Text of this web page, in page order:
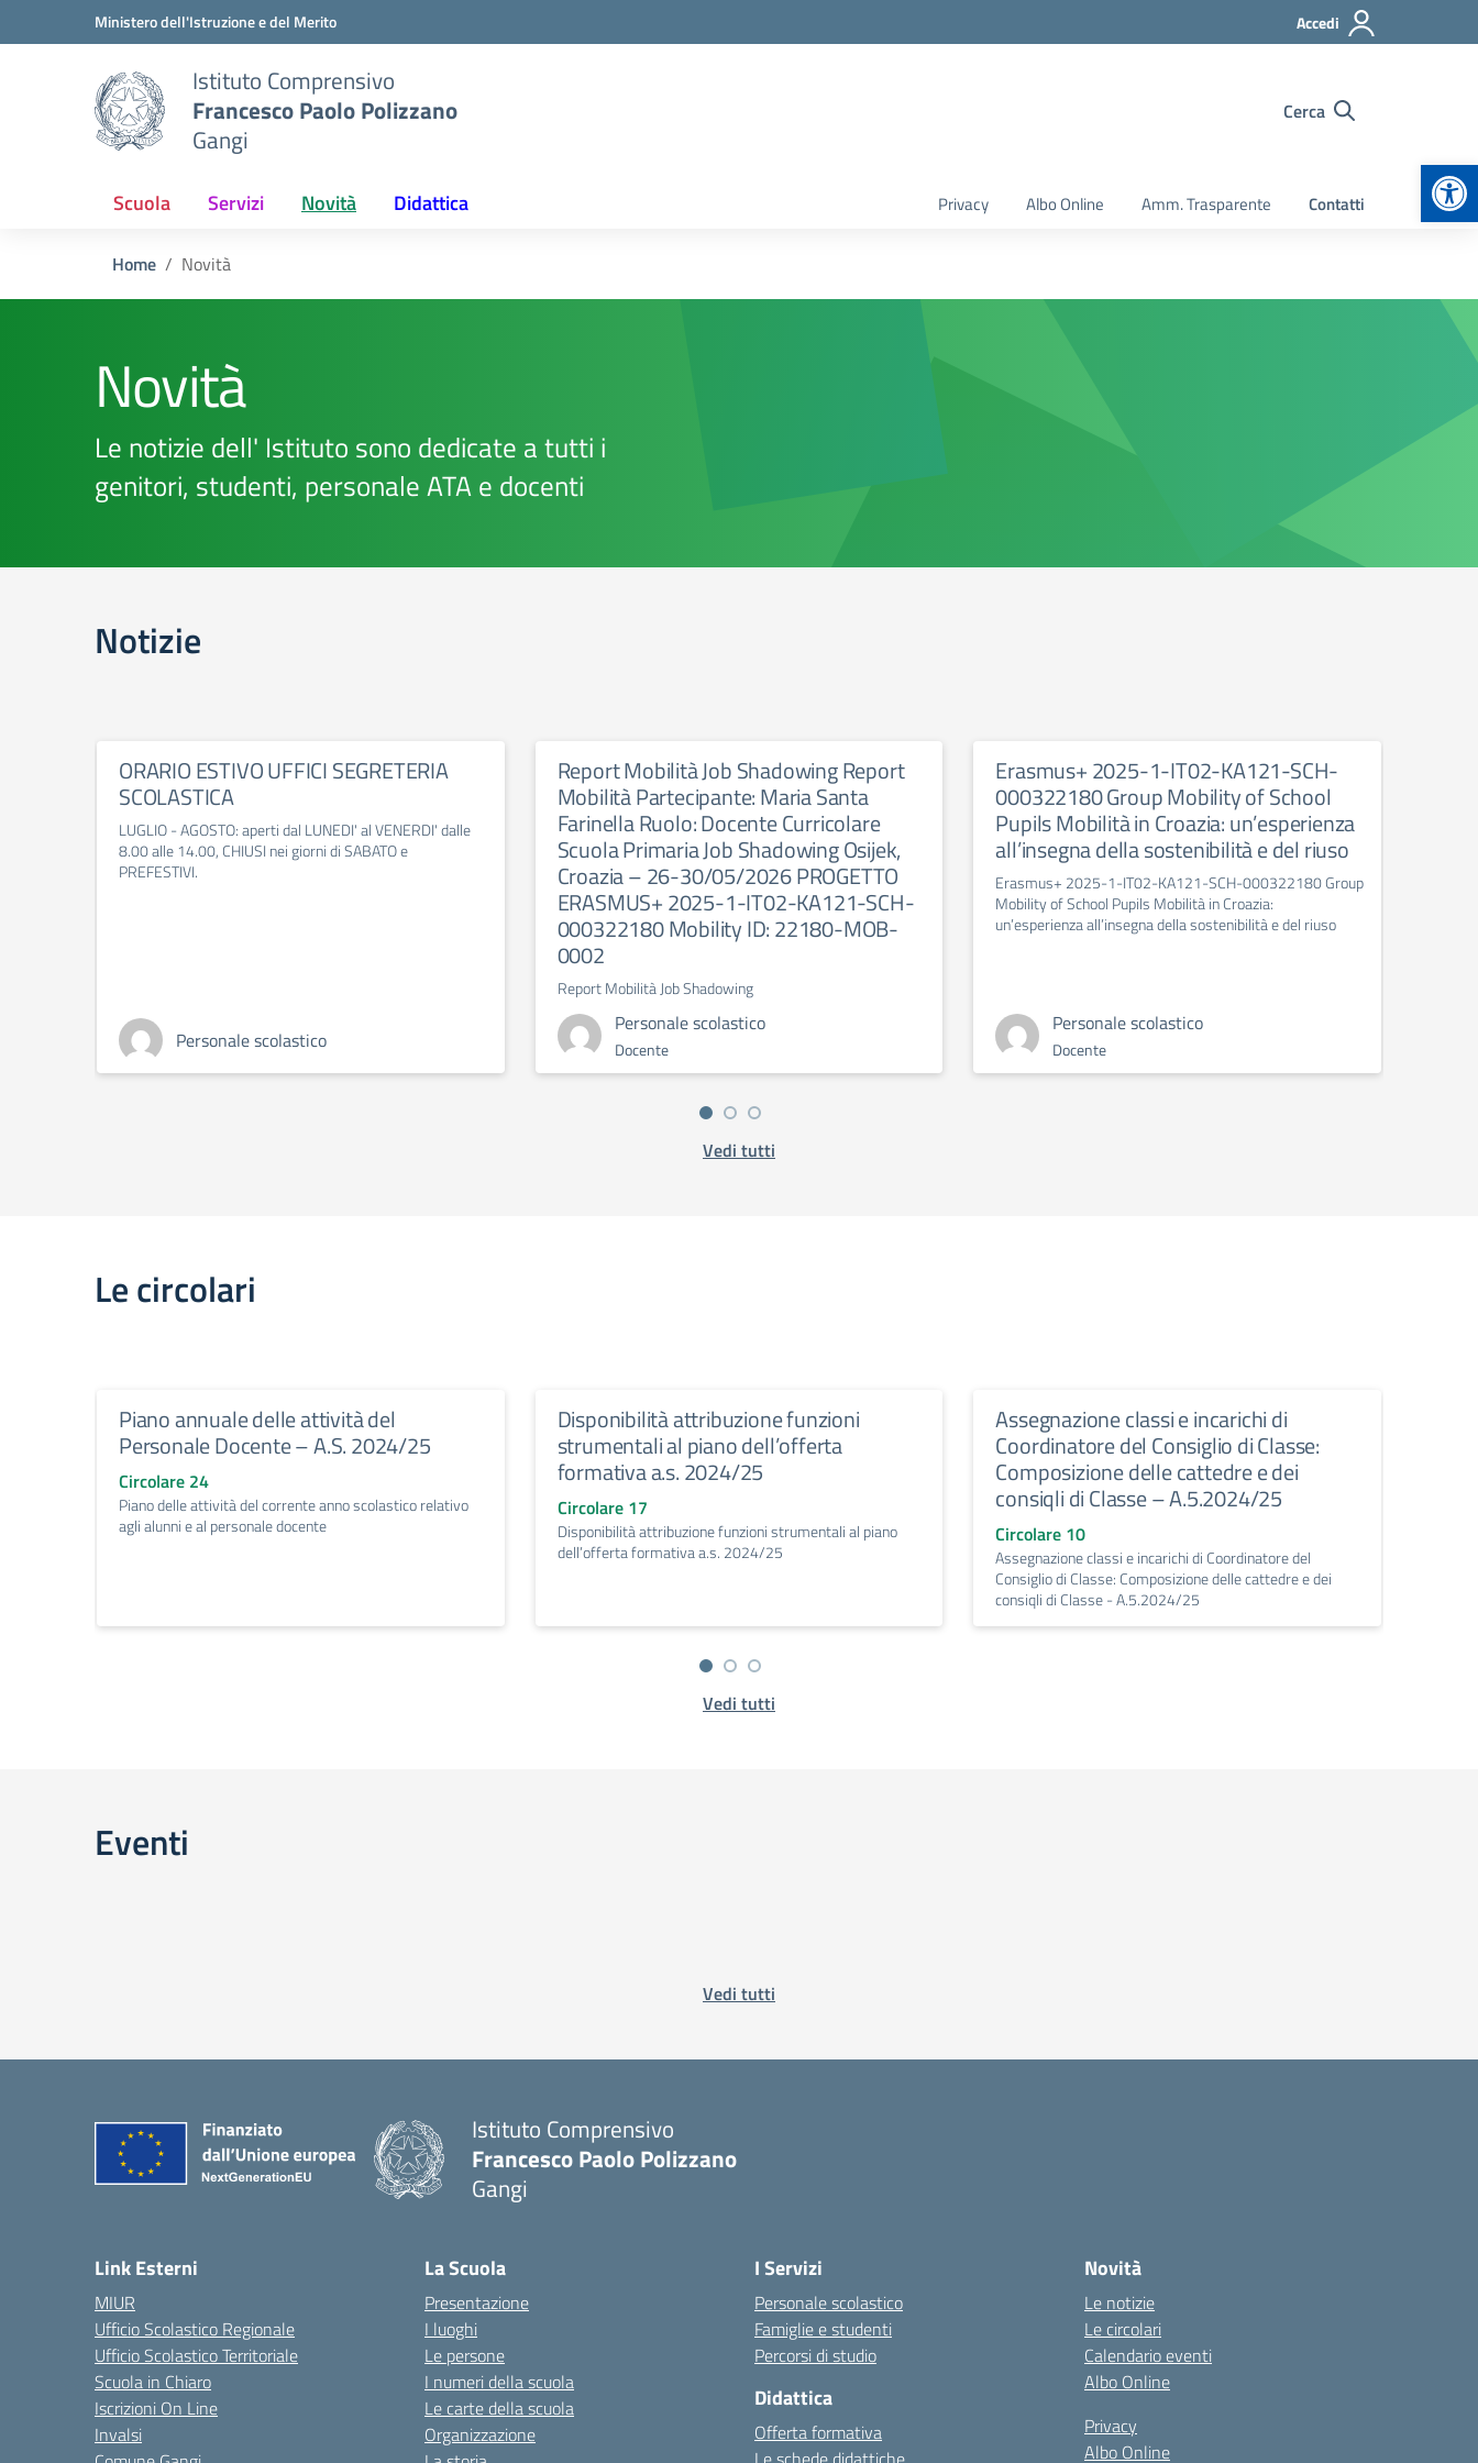
Vai ai contenuti
Vai al menu di navigazioneMinistero dell'Istruzione e del Merito Accedi
Istituto Comprensivo
Francesco Paolo Polizzano
Gangi
Cerca
Scuola Servizi Novità Didattica Privacy Albo Online Amm. Trasparente Contatti
Home Novità
Novità
Le notizie dell' Istituto sono dedicate a tutti i
genitori, studenti, personale ATA e docenti
Notizie
ORARIO ESTIVO UFFICI SEGRETERIA
SCOLASTICA
LUGLIO - AGOSTO: aperti dal LUNEDI' al VENERDI' dalle
8.00 alle 14.00, CHIUSI nei giorni di SABATO e
PREFESTIVI.
Personale scolastico
Report Mobilità Job Shadowing Report
Mobilità Partecipante: Maria Santa
Farinella Ruolo: Docente Curricolare
Scuola Primaria Job Shadowing Osijek,
Croazia – 26-30/05/2026 PROGETTO
ERASMUS+ 2025-1-IT02-KA121-SCH-
000322180 Mobility ID: 22180-MOB-
0002
Report Mobilità Job Shadowing
Personale scolastico
Docente
Erasmus+ 2025-1-IT02-KA121-SCH-
000322180 Group Mobility of School
Pupils Mobilità in Croazia: un’esperienza
all’insegna della sostenibilità e del riuso
Erasmus+ 2025-1-IT02-KA121-SCH-000322180 Group
Mobility of School Pupils Mobilità in Croazia:
un’esperienza all’insegna della sostenibilità e del riuso
Personale scolastico
Docente
Vedi tutti
Le circolari
Piano annuale delle attività del
Personale Docente – A.S. 2024/25
Circolare 24
Piano delle attività del corrente anno scolastico relativo
agli alunni e al personale docente
Disponibilità attribuzione funzioni
strumentali al piano dell’offerta
formativa a.s. 2024/25
Circolare 17
Disponibilità attribuzione funzioni strumentali al piano
dell’offerta formativa a.s. 2024/25
Assegnazione classi e incarichi di
Coordinatore del Consiglio di Classe:
Composizione delle cattedre e dei
consiqli di Classe – A.5.2024/25
Circolare 10
Assegnazione classi e incarichi di Coordinatore del
Consiglio di Classe: Composizione delle cattedre e dei
consiqli di Classe - A.5.2024/25
Vedi tutti
Eventi
Vedi tutti
Istituto Comprensivo
Francesco Paolo Polizzano
Gangi
Link Esterni
MIUR
Ufficio Scolastico Regionale
Ufficio Scolastico Territoriale
Scuola in Chiaro
Iscrizioni On Line
Invalsi
La Scuola
Presentazione
I luoghi
Le persone
I numeri della scuola
Le carte della scuola
Organizzazione
I Servizi
Personale scolastico
Famiglie e studenti
Percorsi di studio
Didattica
Offerta formativa
Novità
Le notizie
Le circolari
Calendario eventi
Albo Online
Privacy
Albo Online